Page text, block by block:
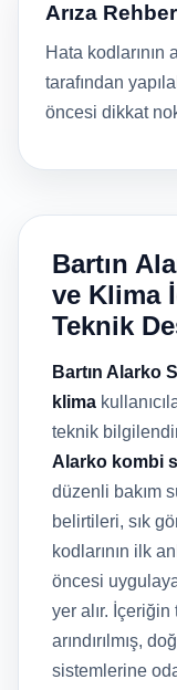
Arıza
Hata kodlarının
tarafından
öncesi dikkat
Bartın
ve Klima
Teknik
Bartın Alarko
klima
teknik
Alarko kombi
düzenli bakım
belirtileri, sık
kodlarının ilk
öncesi
yer alır.
arındırılmış,
sistemlerine